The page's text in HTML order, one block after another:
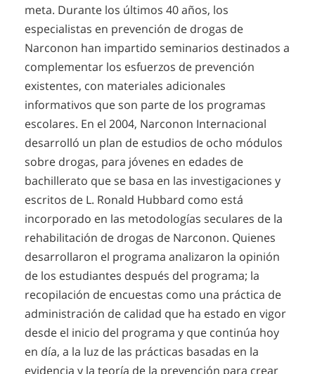
meta. Durante los últimos 40 años, los
especialistas en prevención de drogas de
Narconon han impartido seminarios destinados a
complementar los esfuerzos de prevención
existentes, con materiales adicionales
informativos que son parte de los programas
escolares. En el 2004, Narconon Internacional
desarrolló un plan de estudios de ocho módulos
sobre drogas, para jóvenes en edades de
bachillerato que se basa en las investigaciones y
escritos de L. Ronald Hubbard como está
incorporado en las metodologías seculares de la
rehabilitación de drogas de Narconon. Quienes
desarrollaron el programa analizaron la opinión
de los estudiantes después del programa; la
recopilación de encuestas como una práctica de
administración de calidad que ha estado en vigor
desde el inicio del programa y que continúa hoy
en día, a la luz de las prácticas basadas en la
evidencia y la teoría de la prevención para crear